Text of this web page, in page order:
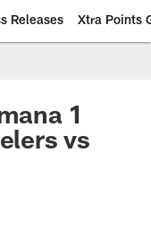
Releases Xtra Points
1
vs